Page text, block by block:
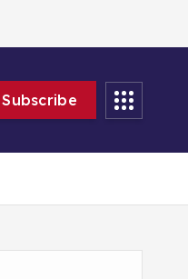
Subscribe